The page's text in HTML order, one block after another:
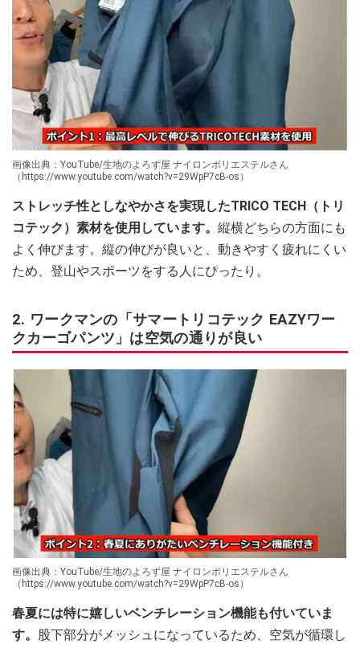
画像出典：YouTube/生地のよろず屋 ナイロンポリエステルさん
（https://www.youtube.com/watch?v=29WpP7cB-os）
ストレッチ性としなやかさを実現したTRICO TECH（トリ
コテック）素材を使用しています。 縦横どちらの方面にも
よく伸びます。縦の伸びが良いと、動きやすく疲れにくい
ため、登山やスポーツをする人にぴったり。
2. ワークマンの「サマートリコテック EAZYワー
クカーゴパンツ」は空気の通りが良い
画像出典：YouTube/生地のよろず屋 ナイロンポリエステルさん
（https://www.youtube.com/watch?v=29WpP7cB-os）
春夏には特に嬉しいベンチレーション機能も付いていま
す。 股下部分がメッシュになっているため、空気が循環し